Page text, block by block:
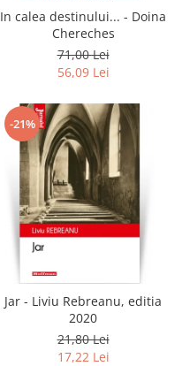
In calea destinului... - Doina
Chereches
71,00 Lei
56,09 Lei
-21%
Jar - Liviu Rebreanu, editia
2020
21,80 Lei
17,22 Lei